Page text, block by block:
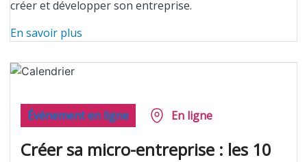
créer et développer son entreprise.
En savoir plus
Créer sa micro-entreprise : les 10
Événement en ligne En ligne